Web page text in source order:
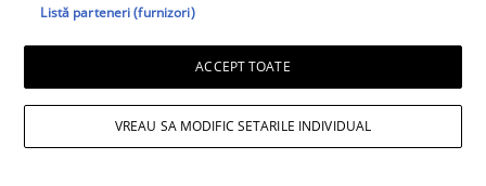
E breaking în lumea
Listă parteneri (furnizori)
ACCEPT TOATE
VREAU SA MODIFIC SETARILE INDIVIDUAL